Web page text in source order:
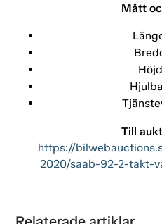
Mått
Till
https://
2020/saab-92-2-takt-